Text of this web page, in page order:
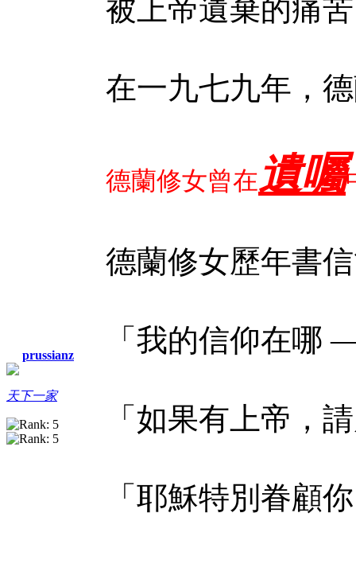
prussianz
天下一家
被上帝遺棄的痛
在一九七九年，
德蘭修女曾在遺囑
德蘭修女歷年書
「我的信仰在哪
「如果有上帝，
「耶穌特別眷顧